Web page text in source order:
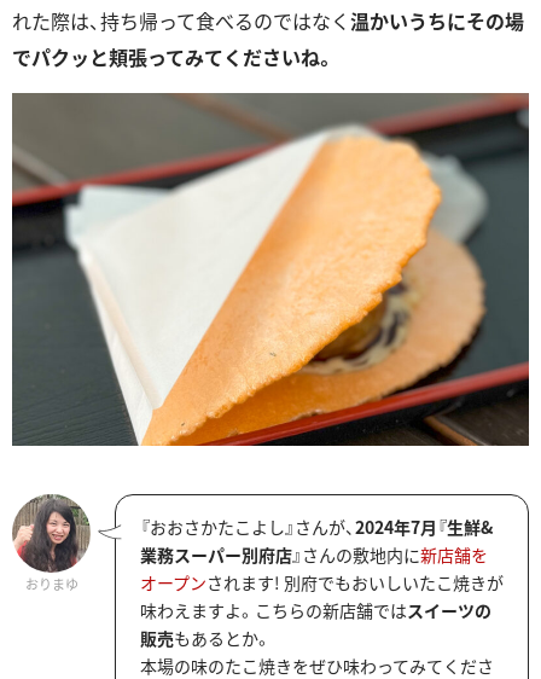
れた際は、持ち帰って食べるのではなく温かいうちにその場
でパクッと頬張ってみてくださいね。
おりまゆ
『おおさかたこよし』さんが、 2024年7月 『生鮮&
業務スーパー別府店』さんの敷地内に新店舗を
オープンされます! 別府でもおいしいたこ焼きが
味わえますよ。こちらの新店舗ではスイーツの
販売もあるとか。
本場の味のたこ焼きをぜひ味わってみてくださ